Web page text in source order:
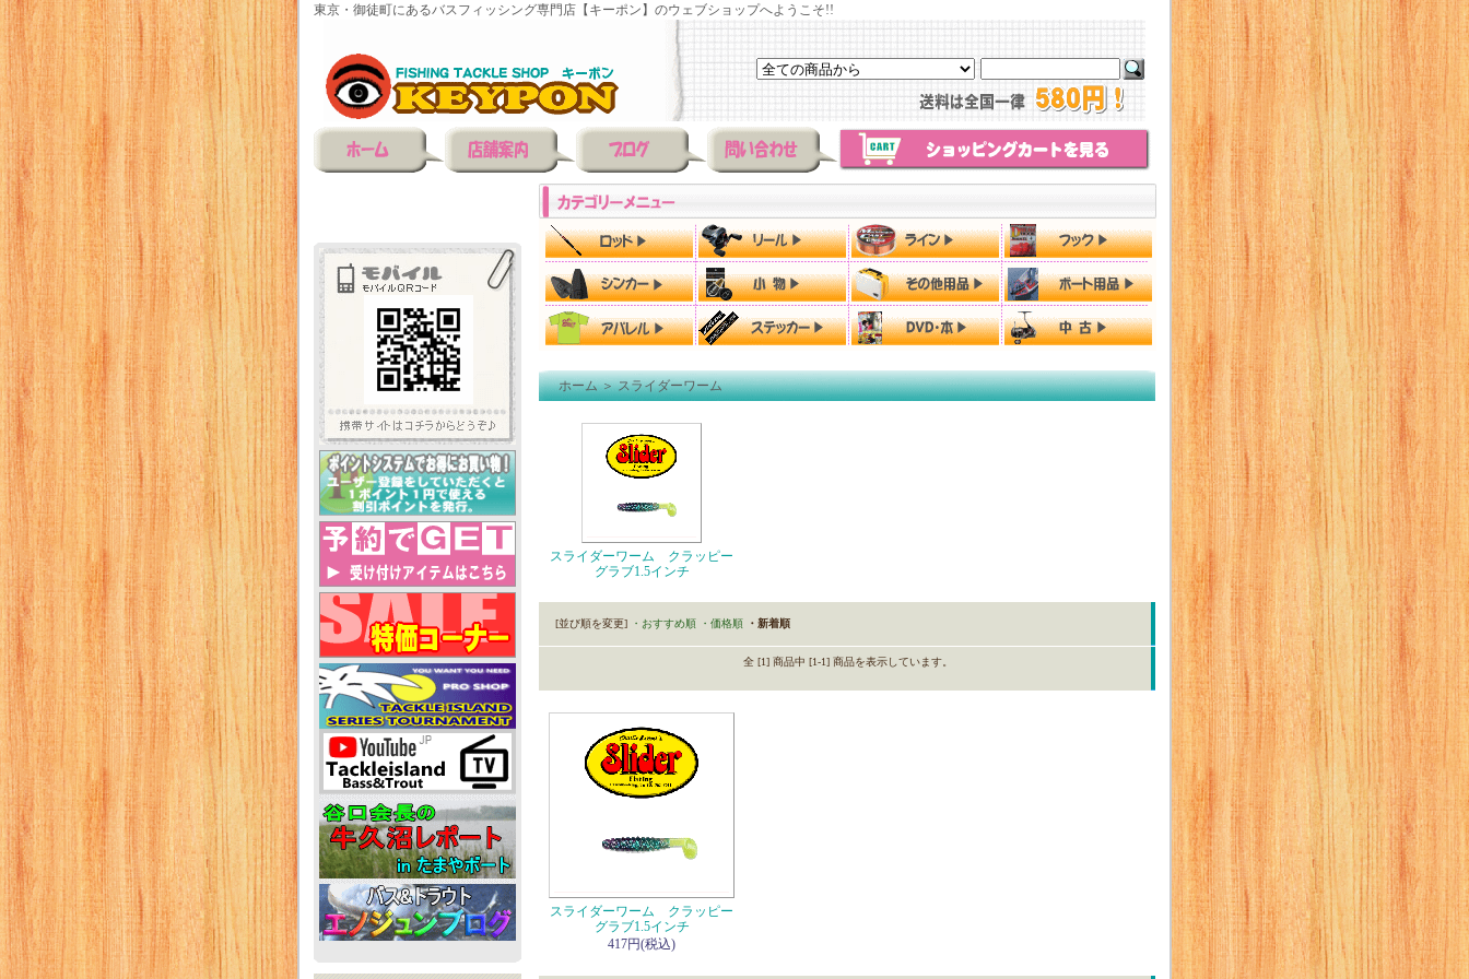
東京・御徒町にあるバスフィッシング専門店【キーポン】のウェブショップへようこそ!!
ホーム＞スライダーワーム
スライダーワーム クラッピー
グラブ1.5インチ
[並び順を変更] ・おすすめ順 ・価格順 ・新着順
全 [1] 商品中 [1-1] 商品を表示しています。
スライダーワーム クラッピー
グラブ1.5インチ
417円(税込)